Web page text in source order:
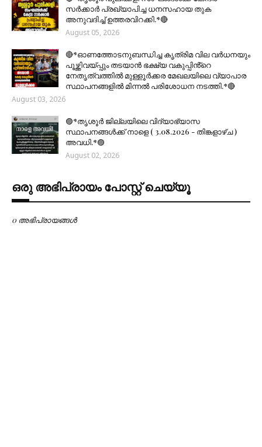
സര്‍ക്കാര്‍ പ്രഖ്യാപിച്ച ധനസഹായ തുക
അനുവദിച്ച് ഉത്തരവിറക്കി.*🔴
August 05, 2026
🔴*ഓണത്തോടനുബന്ധിച്ച കൃത്രിമ വില വർധനയും
പൂഴ്ത്തിവയ്പ്പും തടയാൻ ഭക്ഷ്യ വകുപ്പിൻ്റെ
നേതൃത്വത്തിൽ മുള്ളൂർക്കര മേഖലയിലെ വ്യാപാര
സ്ഥാപനങ്ങളിൽ മിന്നൽ പരിശോധന നടത്തി.*🔴
August 03, 2026
🟣*തൃശൂര്‍ ജില്ലയിലെ വിദ്യാഭ്യാസ
സ്ഥാപനങ്ങൾക്ക് നാളെ ( 3.08.2026 - തിങ്കളാഴ്ച )
അവധി.*🟣
August 02, 2026
ഒരു അഭിപ്രായം പോസ്റ്റ് ചെയ്യൂ
0 അഭിപ്രായങ്ങള്‍